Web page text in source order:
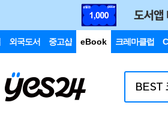
외국도서 중고샵 eBook 크레마클럽